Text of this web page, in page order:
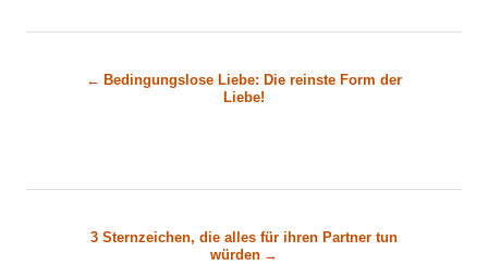
Bedingungslose Liebe: Die reinste Form der
Liebe!
3 Sternzeichen, die alles für ihren Partner tun
würden